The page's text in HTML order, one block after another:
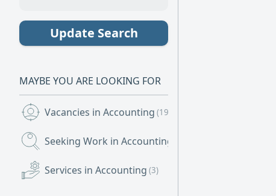
Update Search
MAYBE YOU ARE LOOKING FOR
Vacancies in Accounting (19)
Seeking Work in Accounting
Services in Accounting (3)